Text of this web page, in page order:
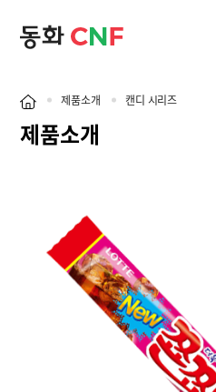
제품소개 캔디 시리즈
제품소개